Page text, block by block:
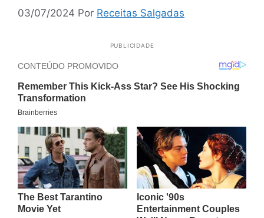
03/07/2024 Por Receitas Salgadas
PUBLICIDADE